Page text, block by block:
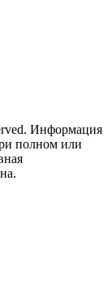
Информация
полном или